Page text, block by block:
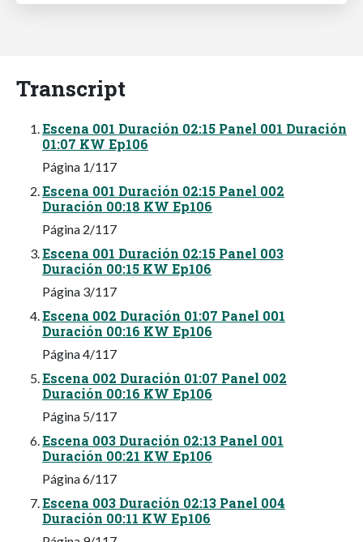
Transcript
Escena 001 Duración 02:15 Panel 001 Duración
01:07 KW Ep106
Página 1/117
Escena 001 Duración 02:15 Panel 002
Duración 00:18 KW Ep106
Página 2/117
Escena 001 Duración 02:15 Panel 003
Duración 00:15 KW Ep106
Página 3/117
Escena 002 Duración 01:07 Panel 001
Duración 00:16 KW Ep106
Página 4/117
Escena 002 Duración 01:07 Panel 002
Duración 00:16 KW Ep106
Página 5/117
Escena 003 Duración 02:13 Panel 001
Duración 00:21 KW Ep106
Página 6/117
Escena 003 Duración 02:13 Panel 004
Duración 00:11 KW Ep106